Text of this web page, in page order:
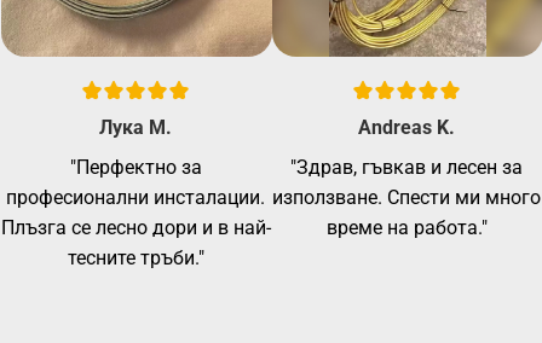
Лука М.
"Перфектно за
професионални инсталации.
Плъзга се лесно дори и в най-
тесните тръби."
Andreas K.
"Здрав, гъвкав и лесен за
използване. Спести ми много
време на работа."